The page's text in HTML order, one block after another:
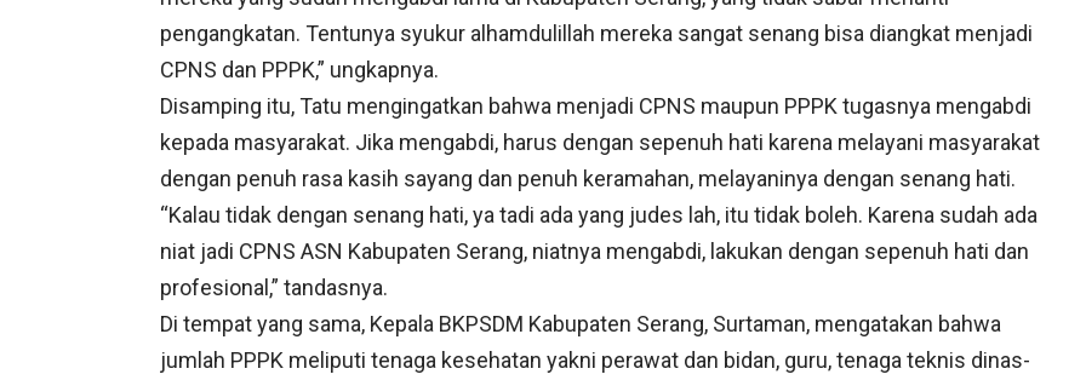
pengangkatan. Tentunya syukur alhamdulillah mereka sangat senang bisa diangkat menjadi
CPNS dan PPPK,” ungkapnya.
Disamping itu, Tatu mengingatkan bahwa menjadi CPNS maupun PPPK tugasnya mengabdi
kepada masyarakat. Jika mengabdi, harus dengan sepenuh hati karena melayani masyarakat
dengan penuh rasa kasih sayang dan penuh keramahan, melayaninya dengan senang hati.
“Kalau tidak dengan senang hati, ya tadi ada yang judes lah, itu tidak boleh. Karena sudah ada
niat jadi CPNS ASN Kabupaten Serang, niatnya mengabdi, lakukan dengan sepenuh hati dan
profesional,” tandasnya.
Di tempat yang sama, Kepala BKPSDM Kabupaten Serang, Surtaman, mengatakan bahwa
jumlah PPPK meliputi tenaga kesehatan yakni perawat dan bidan, guru, tenaga teknis dinas-